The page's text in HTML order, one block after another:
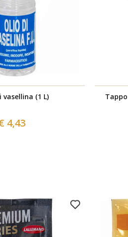
vasellina (1 L)
4,43